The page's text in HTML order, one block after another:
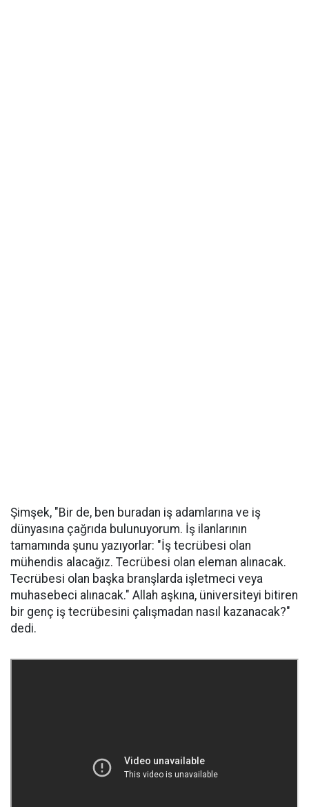
Şimşek, "Bir de, ben buradan iş adamlarına ve iş
dünyasına çağrıda bulunuyorum. İş ilanlarının
tamamında şunu yazıyorlar: "İş tecrübesi olan
mühendis alacağız. Tecrübesi olan eleman alınacak.
Tecrübesi olan başka branşlarda işletmeci veya
muhasebeci alınacak." Allah aşkına, üniversiteyi bitiren
bir genç iş tecrübesini çalışmadan nasıl kazanacak?"
dedi.